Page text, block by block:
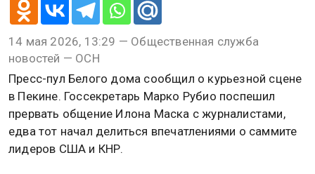
14 мая 2026, 13:29 — Общественная служба
новостей — ОСН
Пресс-пул Белого дома сообщил о курьезной сцене
в Пекине. Госсекретарь Марко Рубио поспешил
прервать общение Илона Маска с журналистами,
едва тот начал делиться впечатлениями о саммите
лидеров США и КНР.